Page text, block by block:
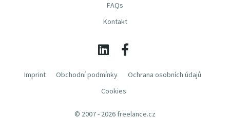
FAQs
Kontakt
Imprint Obchodní podmínky
Ochrana osobních údajů
Cookies
© 2007 - 2026 freelance.cz